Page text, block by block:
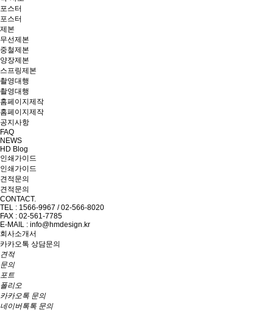
포스터
포스터
제본
무선제본
중철제본
양장제본
스프링제본
촬영대행
촬영대행
홈페이지제작
홈페이지제작
공지사항
FAQ
NEWS
HD Blog
인쇄가이드
인쇄가이드
견적문의
견적문의
CONTACT.
TEL : 1566-9967 / 02-566-8020
FAX : 02-561-7785
E-MAIL : info@hmdesign.kr
회사소개서
카카오톡 상담문의
견적
문의
포트
폴리오
카카오톡 문의
네이버톡톡 문의